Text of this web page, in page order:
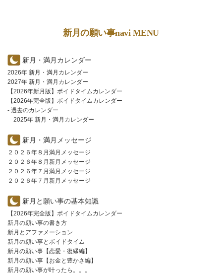
新月の願い事navi MENU
新月・満月カレンダー
2026年 新月・満月カレンダー
2027年 新月・満月カレンダー
【2026年新月版】ボイドタイムカレンダー
【2026年完全版】ボイドタイムカレンダー
- 過去のカレンダー
2025年 新月・満月カレンダー
新月・満月メッセージ
２０２６年８月満月メッセージ
２０２６年８月新月メッセージ
２０２６年７月満月メッセージ
２０２６年７月新月メッセージ
新月と願い事の基本知識
【2026年完全版】ボイドタイムカレンダー
新月の願い事の書き方
新月とアファメーション
新月の願い事とボイドタイム
新月の願い事【恋愛・復縁編】
新月の願い事【お金と豊かさ編】
新月の願い事が叶ったら。。。